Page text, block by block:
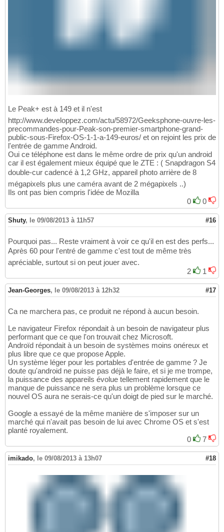
Le Peak+ est à 149 et il n'est
http://www.developpez.com/actu/58972/Geeksphone-ouvre-les-
precommandes-pour-Peak-son-premier-smartphone-grand-
public-sous-Firefox-OS-1-1-a-149-euros/ et on rejoint les prix de
l'entrée de gamme Android.
Oui ce téléphone est dans le même ordre de prix qu'un android
car il est également mieux équipé que le ZTE : ( Snapdragon S4
double-cur cadencé à 1,2 GHz, appareil photo arrière de 8
mégapixels plus une caméra avant de 2 mégapixels ..)
Ils ont pas bien compris l'idée de Mozilla
0
0
Shuty, le 09/08/2013 à 11h57 #16
Pourquoi pas... Reste vraiment à voir ce qu'il en est des perfs...
Après 60 pour l'entré de gamme c'est tout de même très
apréciable, surtout si on peut jouer avec.
2
1
Jean-Georges, le 09/08/2013 à 12h32 #17
Ca ne marchera pas, ce produit ne répond à aucun besoin.
Le navigateur Firefox répondait à un besoin de navigateur plus
performant que ce que l'on trouvait chez Microsoft.
Androïd répondait à un besoin de systèmes moins onéreux et
plus libre que ce que propose Apple.
Un système léger pour les portables d'entrée de gamme ? Je
doute qu'android ne puisse pas déjà le faire, et si je me trompe,
la puissance des appareils évolue tellement rapidement que le
manque de puissance ne sera plus un problème lorsque ce
nouvel OS aura ne serais-ce qu'un doigt de pied sur le marché.
Google a essayé de la même manière de s'imposer sur un
marché qui n'avait pas besoin de lui avec Chrome OS et s'est
planté royalement.
0
7
imikado, le 09/08/2013 à 13h07 #18